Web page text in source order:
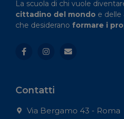
La scuola di chi vuole
cittadino del mondo e delle
che desiderano formare i
Contatti
Via Bergamo 43 - Roma